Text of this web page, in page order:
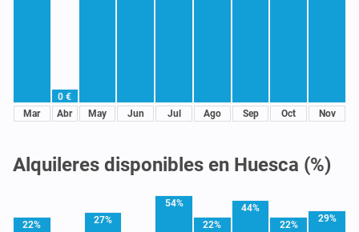
Mar
0 €
Abr
May Jun Jul Ago Sep Oct Nov
Alquileres disponibles en Huesca (%)
22% 27%
54%
22%
44%
22%
29%